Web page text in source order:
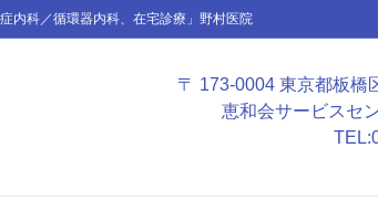
内科／循環器内科、在宅診療」野村医院
〒 173-0004 東京都板橋
恵和会サービスセ
TEL: